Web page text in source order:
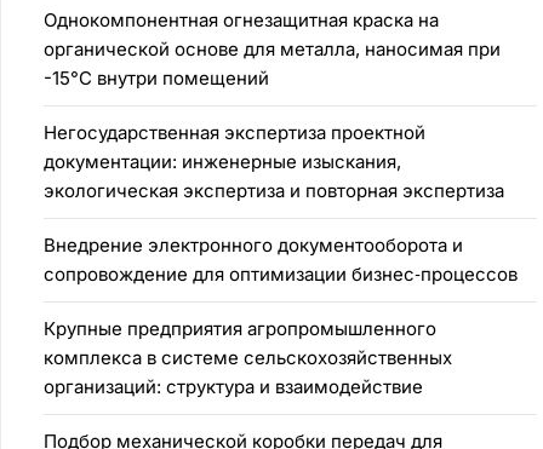
Однокомпонентная огнезащитная краска на
органической основе для металла, наносимая при
-15°C внутри помещений
Негосударственная экспертиза проектной
документации: инженерные изыскания,
экологическая экспертиза и повторная экспертиза
Внедрение электронного документооборота и
сопровождение для оптимизации бизнес‑процессов
Крупные предприятия агропромышленного
комплекса в системе сельскохозяйственных
организаций: структура и взаимодействие
Подбор механической коробки передач для